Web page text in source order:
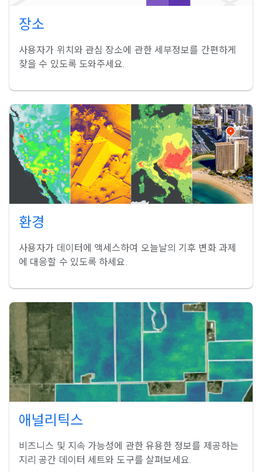
장소
사용자가 위치와 관심 장소에 관한 세부정보를 간편하게
찾을 수 있도록 도와주세요.
환경
사용자가 데이터에 액세스하여 오늘날의 기후 변화 과제
에 대응할 수 있도록 하세요.
애널리틱스
비즈니스 및 지속 가능성에 관한 유용한 정보를 제공하는
지리 공간 데이터 세트와 도구를 살펴보세요.